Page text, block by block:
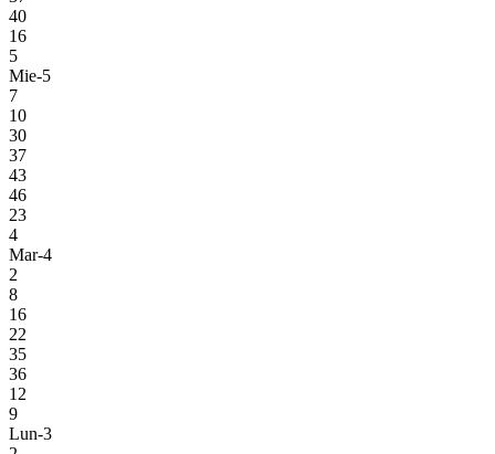
40
16
5
Mie-5
7
10
30
37
43
46
23
4
Mar-4
2
8
16
22
35
36
12
9
Lun-3